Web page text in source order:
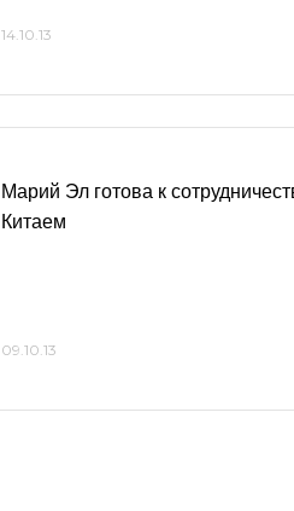
14.10.13
Марий Эл готова к
Китаем
09.10.13